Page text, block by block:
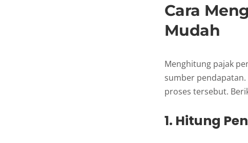
Cara
Mudah
Menghitung pajak
sumber
proses tersebut.
1. Hitung